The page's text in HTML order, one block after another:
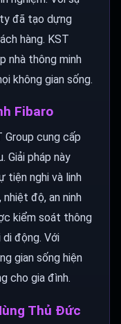
đã tạo dựng
hàng. KST
nhà thông minh
không gian sống.
Fibaro
Group cung cấp
Giải pháp này
tiện nghi và linh
độ, an ninh
kiểm soát thông
động. Với
gian sống hiện
cho gia đình.
Thủ Đức